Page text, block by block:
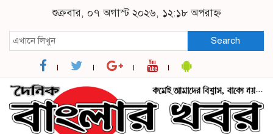
শুক্রবার, ০৭ অগাস্ট ২০২৬, ১২:১৮ অপরাহ্ন
Search